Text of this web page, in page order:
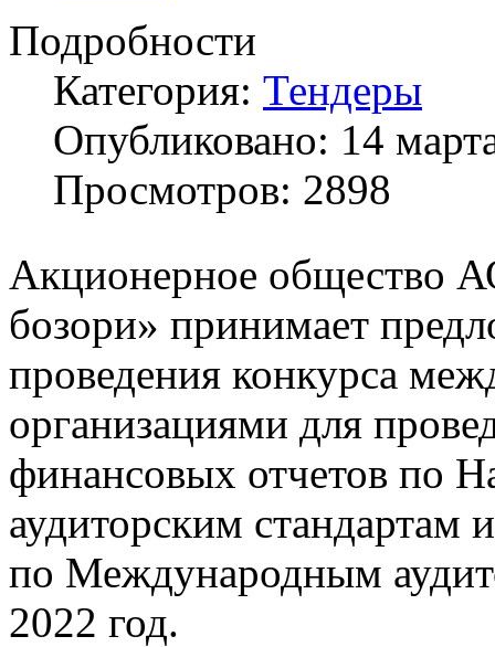
Подробности
Категория: Тендеры
Опубликовано: 14
Просмотров: 2898
Акционерное общество
бозори» принимает
проведения конкурса
организациями для
финансовых отчетов по
аудиторским стандартам
по Международным
2022 год.